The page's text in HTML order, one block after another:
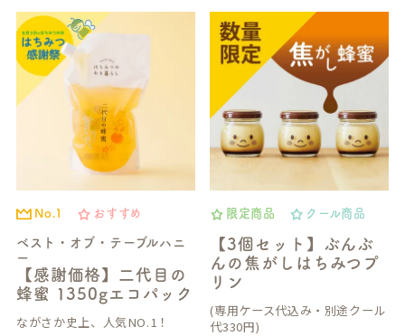
No.1 おすすめ
ベスト・オブ・テーブルハニ
ー
【感謝価格】二代目の
蜂蜜 1350gエコパック
ながさか史上、人気NO.1！
限定商品 クール商品
【3個セット】ぶんぶ
んの焦がしはちみつプ
リン
(専用ケース代込み・別途クール
代330円)